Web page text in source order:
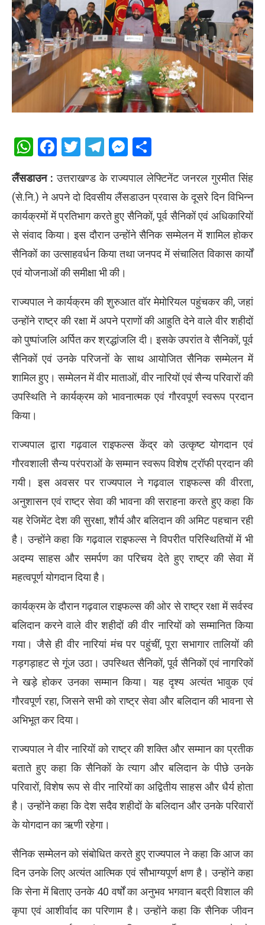
WhatsApp
Facebook
Twitter
Telegram
Messenger
लैंसडाउन : उत्तराखण्ड के राज्यपाल लेफ्टिनेंट जनरल गुरमीत सिंह
(से.नि.) ने अपने दो दिवसीय लैंसडाउन प्रवास के दूसरे दिन विभिन्न
कार्यक्रमों में प्रतिभाग करते हुए सैनिकों, पूर्व सैनिकों एवं अधिकारियों
से संवाद किया। इस दौरान उन्होंने सैनिक सम्मेलन में शामिल होकर
सैनिकों का उत्साहवर्धन किया तथा जनपद में संचालित विकास कार्यों
एवं योजनाओं की समीक्षा भी की।
राज्यपाल ने कार्यक्रम की शुरुआत वॉर मेमोरियल पहुंचकर की, जहां
उन्होंने राष्ट्र की रक्षा में अपने प्राणों की आहुति देने वाले वीर शहीदों
को पुष्पांजलि अर्पित कर श्रद्धांजलि दी। इसके उपरांत वे सैनिकों, पूर्व
सैनिकों एवं उनके परिजनों के साथ आयोजित सैनिक सम्मेलन में
शामिल हुए। सम्मेलन में वीर माताओं, वीर नारियों एवं सैन्य परिवारों की
उपस्थिति ने कार्यक्रम को भावनात्मक एवं गौरवपूर्ण स्वरूप प्रदान
किया।
राज्यपाल द्वारा गढ़वाल राइफल्स केंद्र को उत्कृष्ट योगदान एवं
गौरवशाली सैन्य परंपराओं के सम्मान स्वरूप विशेष ट्रॉफी प्रदान की
गयी। इस अवसर पर राज्यपाल ने गढ़वाल राइफल्स की वीरता,
अनुशासन एवं राष्ट्र सेवा की भावना की सराहना करते हुए कहा कि
यह रेजिमेंट देश की सुरक्षा, शौर्य और बलिदान की अमिट पहचान रही
है। उन्होंने कहा कि गढ़वाल राइफल्स ने विपरीत परिस्थितियों में भी
अदम्य साहस और समर्पण का परिचय देते हुए राष्ट्र की सेवा में
महत्वपूर्ण योगदान दिया है।
कार्यक्रम के दौरान गढ़वाल राइफल्स की ओर से राष्ट्र रक्षा में सर्वस्व
बलिदान करने वाले वीर शहीदों की वीर नारियों को सम्मानित किया
गया। जैसे ही वीर नारियां मंच पर पहुंचीं, पूरा सभागार तालियों की
गड़गड़ाहट से गूंज उठा। उपस्थित सैनिकों, पूर्व सैनिकों एवं नागरिकों
ने खड़े होकर उनका सम्मान किया। यह दृश्य अत्यंत भावुक एवं
गौरवपूर्ण रहा, जिसने सभी को राष्ट्र सेवा और बलिदान की भावना से
अभिभूत कर दिया।
राज्यपाल ने वीर नारियों को राष्ट्र की शक्ति और सम्मान का प्रतीक
बताते हुए कहा कि सैनिकों के त्याग और बलिदान के पीछे उनके
परिवारों, विशेष रूप से वीर नारियों का अद्वितीय साहस और धैर्य होता
है। उन्होंने कहा कि देश सदैव शहीदों के बलिदान और उनके परिवारों
के योगदान का ऋणी रहेगा।
सैनिक सम्मेलन को संबोधित करते हुए राज्यपाल ने कहा कि आज का
दिन उनके लिए अत्यंत आत्मिक एवं सौभाग्यपूर्ण क्षण है। उन्होंने कहा
कि सेना में बिताए उनके 40 वर्षों का अनुभव भगवान बद्री विशाल की
कृपा एवं आशीर्वाद का परिणाम है। उन्होंने कहा कि सैनिक जीवन